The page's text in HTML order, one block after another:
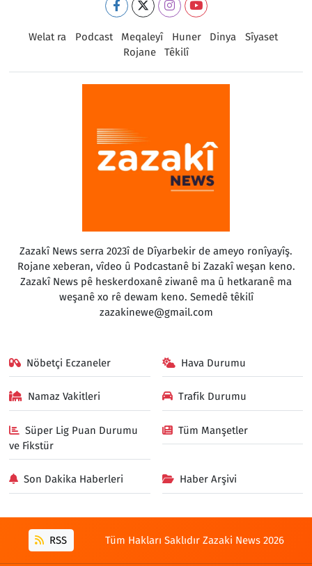
Welat ra Podcast Meqaleyî Huner Dinya
Sîyaset
Rojane
Têkilî
Zazakî News serra 2023î de Dîyarbekir de ameyo ronîyayîş.
Rojane xeberan, vîdeo û Podcastanê bi Zazakî weşan keno.
Zazakî News pê heskerdoxanê ziwanê ma û hetkaranê ma
weşanê xo rê dewam keno. Semedê têkilî
zazakinewe@gmail.com
Nöbetçi Eczaneler Hava Durumu
Namaz Vakitleri Trafik Durumu
Süper Lig Puan Durumu
ve Fikstür
Tüm Manşetler
Son Dakika Haberleri Haber Arşivi
RSS Tüm Hakları Saklıdır Zazaki News 2026